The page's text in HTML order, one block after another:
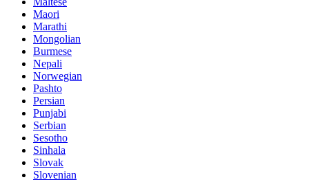
Maori
Marathi
Mongolian
Burmese
Nepali
Norwegian
Pashto
Persian
Punjabi
Serbian
Sesotho
Sinhala
Slovak
Slovenian